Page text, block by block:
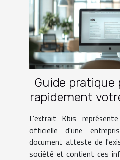
Guide pratique
rapidement
en
L'extrait Kbis
officielle d'une
document atteste de
société et contient des